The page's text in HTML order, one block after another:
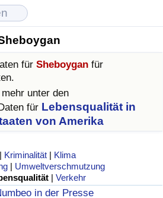
für Sheboygan für
unter den
für Lebensqualität in
von Amerika
| Kriminalität | Klima
| Umweltverschmutzung
|Verkehr
in der Presse
Index (aktuell)
Index
(aktuell)
(aktuell)